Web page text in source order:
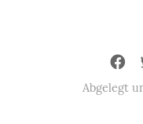
Abgelegt